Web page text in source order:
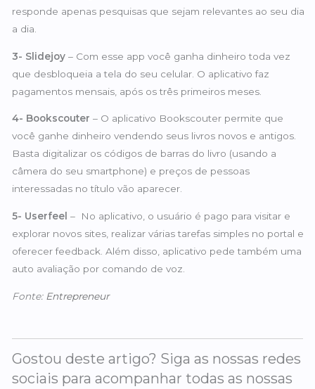
responde apenas pesquisas que sejam relevantes ao seu dia
a dia.
3- Slidejoy – Com esse app você ganha dinheiro toda vez
que desbloqueia a tela do seu celular. O aplicativo faz
pagamentos mensais, após os três primeiros meses.
4- Bookscouter – O aplicativo Bookscouter permite que
você ganhe dinheiro vendendo seus livros novos e antigos.
Basta digitalizar os códigos de barras do livro (usando a
câmera do seu smartphone) e preços de pessoas
interessadas no título vão aparecer.
5- Userfeel – No aplicativo, o usuário é pago para visitar e
explorar novos sites, realizar várias tarefas simples no portal e
oferecer feedback. Além disso, aplicativo pede também uma
auto avaliação por comando de voz.
Fonte: Entrepreneur
Gostou deste artigo? Siga as nossas redes
sociais para acompanhar todas as nossas